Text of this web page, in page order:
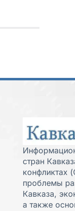
стран
конфликтах
проблемы
Кавказа,
а также